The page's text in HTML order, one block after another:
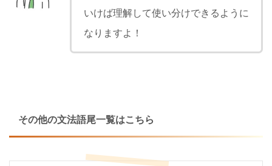
いけば理解して使い分けできるように
なりますよ！
その他の文法語尾一覧はこちら